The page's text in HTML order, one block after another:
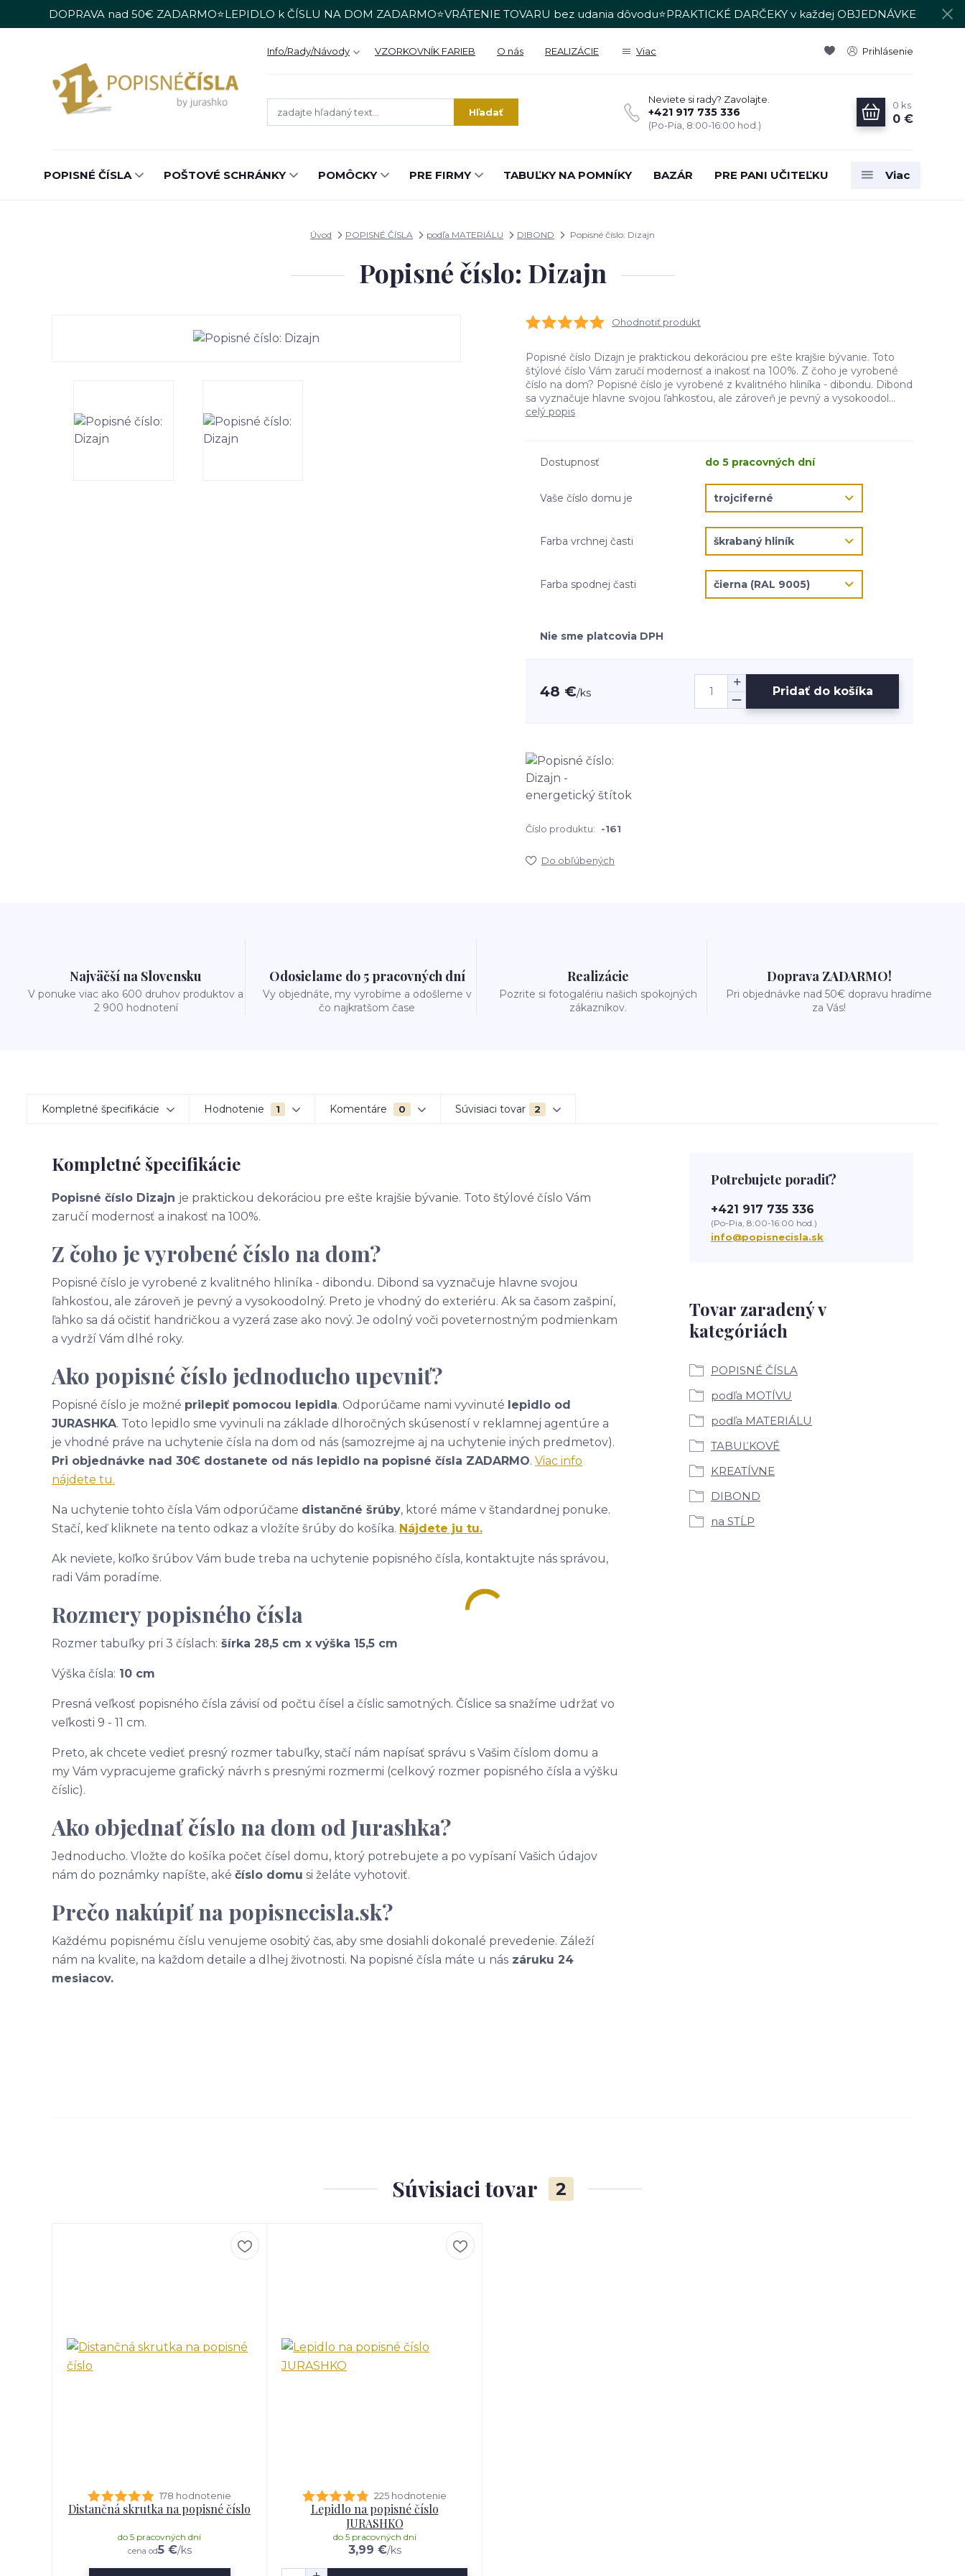
DOPRAVA nad 50€ ZADARMO⭐LEPIDLO k ČÍSLU NA DOM ZADARMO⭐VRÁTENIE TOVARU bez udania dôvodu⭐PRAKTICKÉ DARČEKY v každej OBJEDNÁVKE
Info/Rady/Návody VZORKOVNÍK FARIEB O nás REALIZÁCIE Viac Prihlásenie
Hľadať
Neviete si rady? Zavolajte.
+421 917 735 336
(Po-Pia, 8:00-16:00 hod.)
0 ks
0 €
POPISNÉ ČÍSLA POŠTOVÉ SCHRÁNKY POMÔCKY PRE FIRMY TABUĽKY NA POMNÍKY BAZÁR PRE PANI UČITEĽKU Viac
Úvod POPISNÉ ČÍSLA podľa MATERIÁLU DIBOND Popisné číslo: Dizajn
Popisné číslo: Dizajn
Ohodnotiť produkt
Popisné číslo Dizajn je praktickou dekoráciou pre ešte krajšie bývanie. Toto
štýlové číslo Vám zaručí modernosť a inakosť na 100%. Z čoho je vyrobené
číslo na dom? Popisné číslo je vyrobené z kvalitného hliníka - dibondu. Dibond
sa vyznačuje hlavne svojou ľahkosťou, ale zároveň je pevný a vysokoodol...
celý popis
Dostupnosť do 5 pracovných dní
Vaše číslo domu je
Farba vrchnej časti
Farba spodnej časti
Nie sme platcovia DPH
48 €/ks Pridať do košíka
Číslo produktu: -161
Do obľúbených
Najväčší na Slovensku
V ponuke viac ako 600 druhov produktov a
2 900 hodnotení
Odosielame do 5 pracovných dní
Vy objednáte, my vyrobíme a odošleme v
čo najkratšom čase
Realizácie
Pozrite si fotogalériu našich spokojných
zákazníkov.
Doprava ZADARMO!
Pri objednávke nad 50€ dopravu hradíme
za Vás!
Kompletné špecifikácie Hodnotenie 1 Komentáre 0 Súvisiaci tovar 2
Kompletné špecifikácie
Popisné číslo Dizajn je praktickou dekoráciou pre ešte krajšie bývanie. Toto štýlové číslo Vám
zaručí modernosť a inakosť na 100%.
Z čoho je vyrobené číslo na dom?
Popisné číslo je vyrobené z kvalitného hliníka - dibondu. Dibond sa vyznačuje hlavne svojou
ľahkosťou, ale zároveň je pevný a vysokoodolný. Preto je vhodný do exteriéru. Ak sa časom zašpiní,
ľahko sa dá očistiť handričkou a vyzerá zase ako nový. Je odolný voči poveternostným podmienkam
a vydrží Vám dlhé roky.
Ako popisné číslo jednoducho upevniť?
Popisné číslo je možné prilepiť pomocou lepidla. Odporúčame nami vyvinuté lepidlo od
JURASHKA. Toto lepidlo sme vyvinuli na základe dlhoročných skúseností v reklamnej agentúre a
je vhodné práve na uchytenie čísla na dom od nás (samozrejme aj na uchytenie iných predmetov).
Pri objednávke nad 30€ dostanete od nás lepidlo na popisné čísla ZADARMO. Viac info
nájdete tu.
Na uchytenie tohto čísla Vám odporúčame distančné šrúby, ktoré máme v štandardnej ponuke.
Stačí, keď kliknete na tento odkaz a vložíte šrúby do košíka. Nájdete ju tu.
Ak neviete, koľko šrúbov Vám bude treba na uchytenie popisného čísla, kontaktujte nás správou,
radi Vám poradíme.
Rozmery popisného čísla
Rozmer tabuľky pri 3 číslach: šírka 28,5 cm x výška 15,5 cm
Výška čísla: 10 cm
Presná veľkosť popisného čísla závisí od počtu čísel a číslic samotných. Číslice sa snažíme udržať vo
veľkosti 9 - 11 cm.
Preto, ak chcete vedieť presný rozmer tabuľky, stačí nám napísať správu s Vašim číslom domu a
my Vám vypracujeme grafický návrh s presnými rozmermi (celkový rozmer popisného čísla a výšku
číslic).
Ako objednať číslo na dom od Jurashka?
Jednoducho. Vložte do košíka počet čísel domu, ktorý potrebujete a po vypísaní Vašich údajov
nám do poznámky napíšte, aké číslo domu si želáte vyhotoviť.
Prečo nakúpiť na popisnecisla.sk?
Každému popisnému číslu venujeme osobitý čas, aby sme dosiahli dokonalé prevedenie. Záleží
nám na kvalite, na každom detaile a dlhej životnosti. Na popisné čísla máte u nás záruku 24
mesiacov.
Tovar zaradený v
kategóriách
POPISNÉ ČÍSLA
podľa MOTÍVU
podľa MATERIÁLU
TABUĽKOVÉ
KREATÍVNE
DIBOND
na STĹP
Potrebujete poradiť?
+421 917 735 336
(Po-Pia, 8:00-16:00 hod.)
info@popisnecisla.sk
Súvisiaci tovar 2
178 hodnotenie
Distančná skrutka na popisné číslo
cena od5 €/ks
do 5 pracovných dní
225 hodnotenie
Lepidlo na popisné číslo
JURASHKO
3,99 €/ks
do 5 pracovných dní